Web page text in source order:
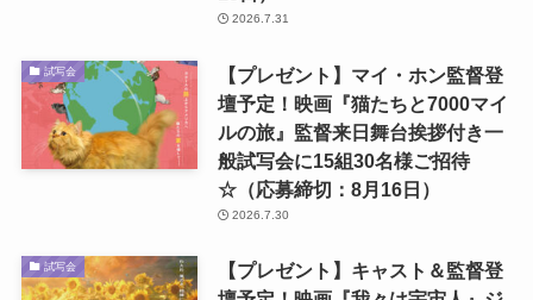
2026.7.31
試写会
【プレゼント】マイ・ホン監督登
壇予定！映画『猫たちと7000マイ
ルの旅』監督来日舞台挨拶付き一
般試写会に15組30名様ご招待
☆（応募締切：8月16日）
2026.7.30
試写会
【プレゼント】キャスト＆監督登